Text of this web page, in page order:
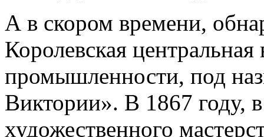
А в скором времени,
Королевская центральная
промышленности, под
Виктории». В 1867 году,
художественного